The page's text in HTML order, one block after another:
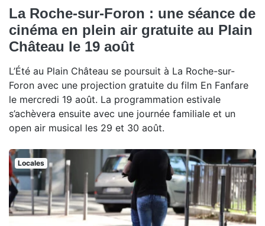
La Roche-sur-Foron : une séance de
cinéma en plein air gratuite au Plain
Château le 19 août
L’Été au Plain Château se poursuit à La Roche-sur-
Foron avec une projection gratuite du film En Fanfare
le mercredi 19 août. La programmation estivale
s’achèvera ensuite avec une journée familiale et un
open air musical les 29 et 30 août.
Locales